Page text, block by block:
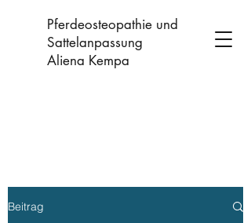
Pferdeosteopathie und
Sattelanpassung
Aliena Kempa
Beitrag